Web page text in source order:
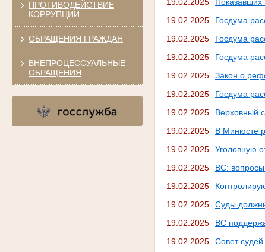
ПРОТИВОДЕЙСТВИЕ
КОРРУПЦИИ
ОБРАЩЕНИЯ ГРАЖДАН
ВНЕПРОЦЕССУАЛЬНЫЕ
ОБРАЩЕНИЯ
19.02.2025
Госдума
19.02.2025
Госдума
19.02.2025
Госдума
19.02.2025
Закон о
19.02.2025
Госдума
19.02.2025
Верховный
19.02.2025
В Минюсте
19.02.2025
Уголовную
19.02.2025
ВС:
19.02.2025
19.02.2025
Суды
19.02.2025
ВС
19.02.2025
Совет